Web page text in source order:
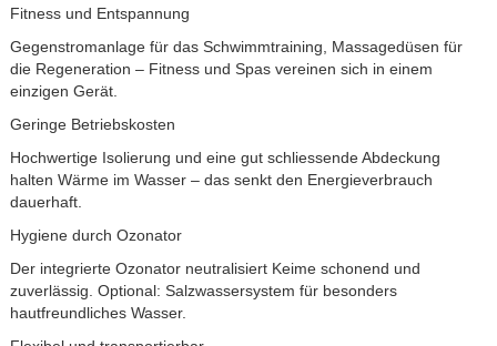
Fitness und Entspannung
Gegenstromanlage für das Schwimmtraining, Massagedüsen für
die Regeneration – Fitness und Spas vereinen sich in einem
einzigen Gerät.
Geringe Betriebskosten
Hochwertige Isolierung und eine gut schliessende Abdeckung
halten Wärme im Wasser – das senkt den Energieverbrauch
dauerhaft.
Hygiene durch Ozonator
Der integrierte Ozonator neutralisiert Keime schonend und
zuverlässig. Optional: Salzwassersystem für besonders
hautfreundliches Wasser.